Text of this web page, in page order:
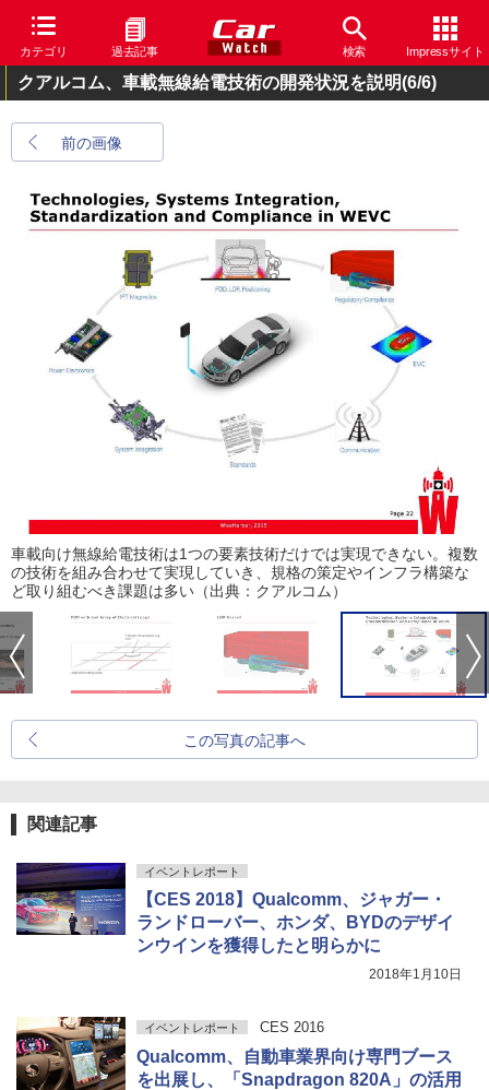
カテゴリ 過去記事 検索 Impressサイト
クアルコム、車載無線給電技術の開発状況を説明(6/6)
前の画像
車載向け無線給電技術は1つの要素技術だけでは実現できない。複数
の技術を組み合わせて実現していき、規格の策定やインフラ構築な
ど取り組むべき課題は多い（出典：クアルコム）
この写真の記事へ
関連記事
イベントレポート
【CES 2018】Qualcomm、ジャガー・
ランドローバー、ホンダ、BYDのデザイ
ンウインを獲得したと明らかに
2018年1月10日
イベントレポート CES 2016
Qualcomm、自動車業界向け専門ブース
を出展し、「Snapdragon 820A」の活用